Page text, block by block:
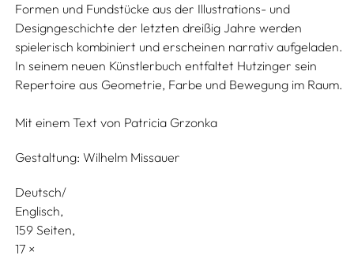
Formen und Fundstücke aus der Illustrations- und
Designgeschichte der letzten dreißig Jahre werden
spielerisch kombiniert und erscheinen narrativ aufgeladen.
In seinem neuen Künstlerbuch entfaltet Hutzinger sein
Repertoire aus Geometrie, Farbe und Bewegung im Raum.
Mit einem Text von Patricia Grzonka
Gestaltung: Wilhelm Missauer
Deutsch/
Englisch
159 Seiten,
17